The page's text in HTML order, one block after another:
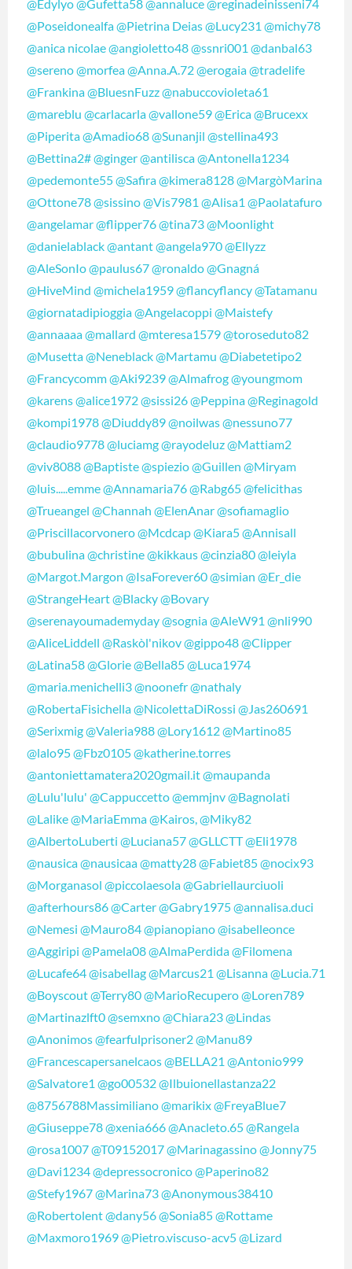
@Edylyo@Gufetta58@annaluce@reginadeinisseni74
@Poseidonealfa@Pietrina Deias@Lucy231 @michy78
@anica nicolae@angioletto48@ssnri001 @danbal63
@sereno@morfea@Anna.A.72@erogaia@tradelife
@Frankina@BluesnFuzz@nabuccovioleta61
@mareblu @carlacarla@vallone59@Erica@Brucexx
@Piperita@Amadio68@Sunanjil @stellina493
@Bettina2#@ginger@antilisca@Antonella1234
@pedemonte55@Safira@kimera8128@MargòMarina
@Ottone78@sissino@Vis7981 @Alisa1 @Paolatafuro
@angelamar@flipper76@tina73@Moonlight
@danielablack@antant@angela970@Ellyzz
@AleSonIo@paulus67@ronaldo@Gnagná
@HiveMind @michela1959@flancyflancy@Tatamanu
@giornatadipioggia@Angelacoppi @Maistefy
@annaaaa@mallard @mteresa1579@toroseduto82
@Musetta@Neneblack@Martamu @Diabetetipo2
@Francycomm@Aki9239@Almafrog@youngmom
@karens@alice1972@sissi26@Peppina@Reginagold
@kompi1978@Diuddy89@noilwas@nessuno77
@claudio9778@luciamg@rayodeluz@Mattiam2
@viv8088@Baptiste@spiezio@Guillen @Miryam
@luis.....emme@Annamaria76@Rabg65@felicithas
@Trueangel @Channah @ElenAnar@sofiamaglio
@Priscillacorvonero@Mcdcap@Kiara5@Annisall
@bubulina@christine@kikkaus@cinzia80@leiyla
@Margot.Margon @IsaForever60@simian @Er_die
@StrangeHeart@Blacky@Bovary
@serenayoumademyday@sognia@AleW91 @nli990
@AliceLiddell @Raskòl'nikov@gippo48@Clipper
@Latina58@Glorie@Bella85@Luca1974
@maria.menichelli3@noonefr@nathaly
@RobertaFisichella@NicolettaDiRossi @Jas260691
@Serixmig@Valeria988@Lory1612@Martino85
@lalo95@Fbz0105@katherine.torres
@antoniettamatera2020gmail.it@maupanda
@Lulu'lulu' @Cappuccetto@emmjnv@Bagnolati
@Lalike@MariaEmma@Kairos, @Miky82
@AlbertoLuberti @Luciana57@GLLCTT@Eli1978
@nausica@nausicaa@matty28@Fabiet85@nocix93
@Morganasol @piccolaesola@Gabriellaurciuoli
@afterhours86@Carter@Gabry1975@annalisa.duci
@Nemesi @Mauro84@pianopiano@isabelleonce
@Aggiripi @Pamela08@AlmaPerdida@Filomena
@Lucafe64@isabellag@Marcus21 @Lisanna@Lucia.71
@Boyscout@Terry80@MarioRecupero@Loren789
@Martinazlft0@semxno@Chiara23@Lindas
@Anonimos@fearfulprisoner2@Manu89
@Francescapersanelcaos@BELLA21 @Antonio999
@Salvatore1 @go00532@Ilbuionellastanza22
@8756788Massimiliano@marikix@FreyaBlue7
@Giuseppe78@xenia666@Anacleto.65@Rangela
@rosa1007@T09152017@Marinagassino@Jonny75
@Davi1234@depressocronico@Paperino82
@Stefy1967@Marina73@Anonymous38410
@Robertolent@dany56@Sonia85@Rottame
@Maxmoro1969@Pietro.viscuso-acv5@Lizard